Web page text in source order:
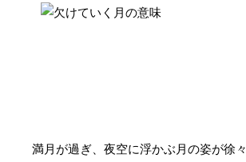
満月が過ぎ、夜空に浮かぶ月の姿が徐々